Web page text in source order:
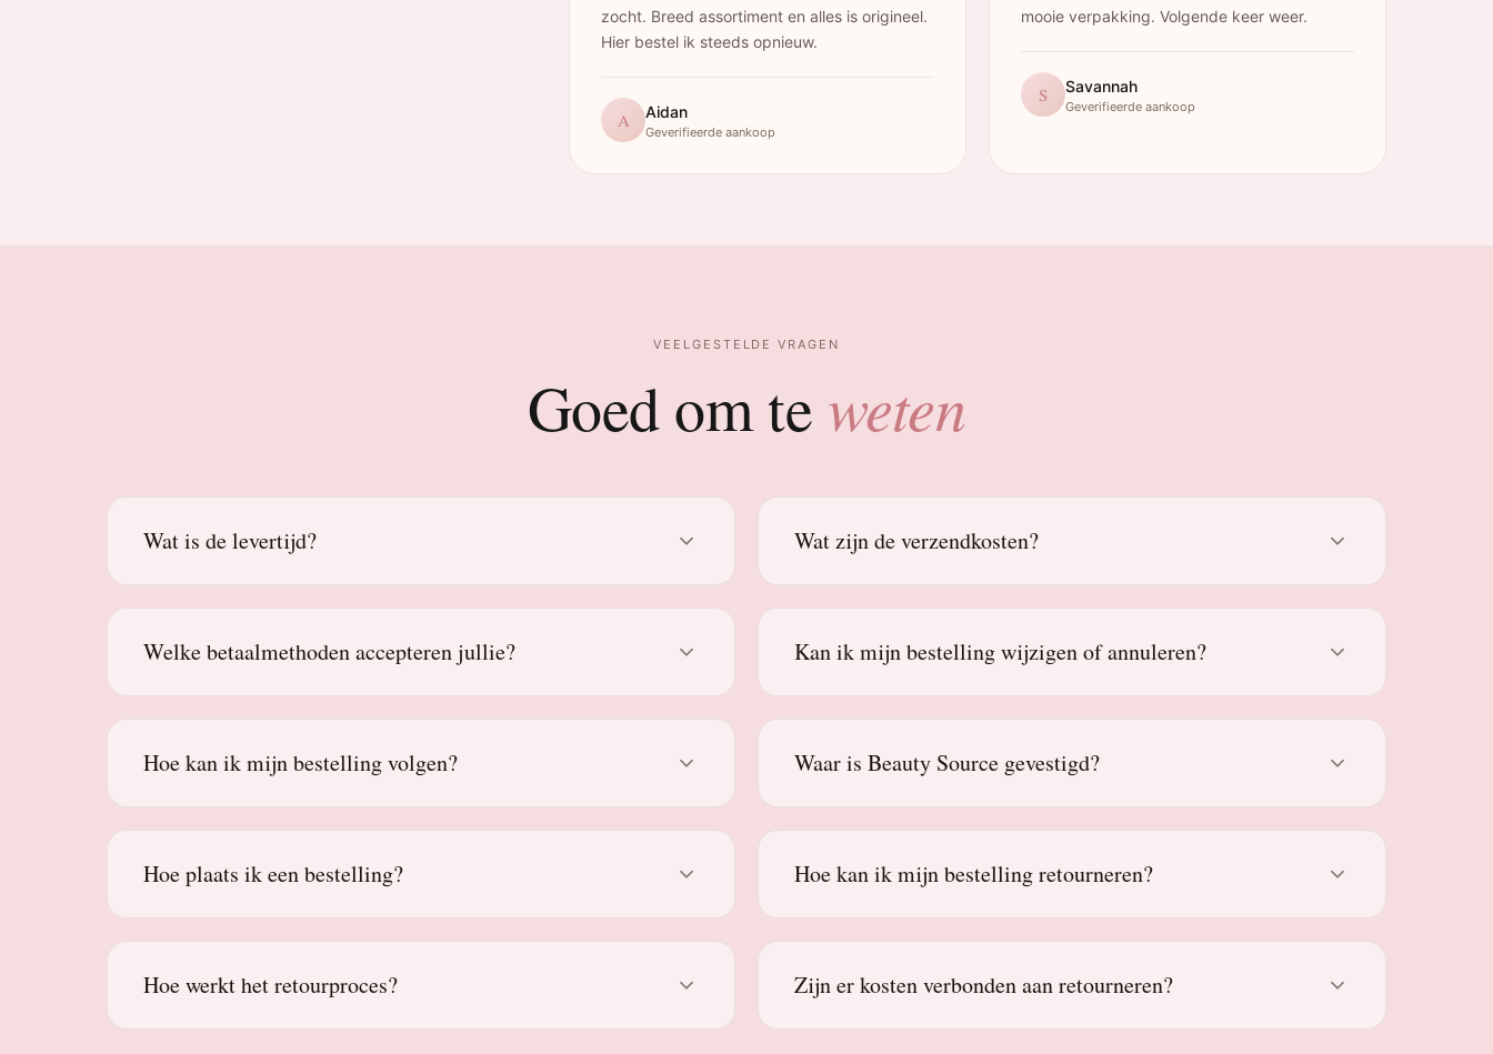
zocht. Breed assortiment en alles is origineel.
Hier bestel ik steeds opnieuw.
A Aidan
Geverifieerde aankoop
mooie verpakking. Volgende keer weer.
S Savannah
Geverifieerde aankoop
VEELGESTELDE VRAGEN
Goed om te weten
Wat is de levertijd? Wat zijn de verzendkosten?
Welke betaalmethoden accepteren jullie? Kan ik mijn bestelling wijzigen of annuleren?
Hoe kan ik mijn bestelling volgen? Waar is Beauty Source gevestigd?
Hoe plaats ik een bestelling? Hoe kan ik mijn bestelling retourneren?
Hoe werkt het retourproces? Zijn er kosten verbonden aan retourneren?